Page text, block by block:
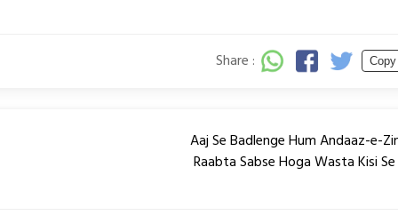
Share : Copy
Aaj Se Badlenge Hum Andaaz-e-
Raabta Sabse Hoga Wasta Kisi Se